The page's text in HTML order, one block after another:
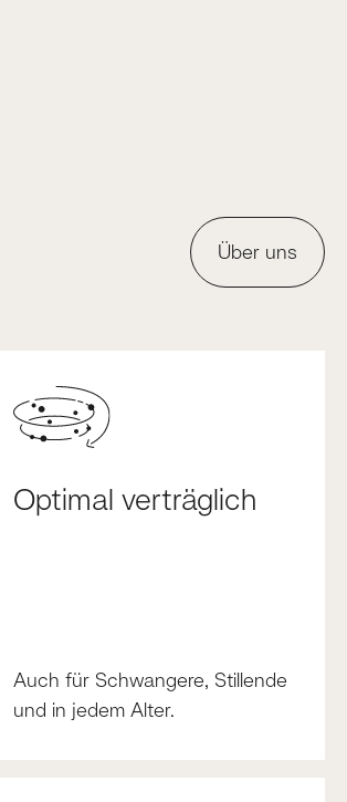
Über uns
Optimal verträglich
Auch für Schwangere, Stillende
und in jedem Alter.